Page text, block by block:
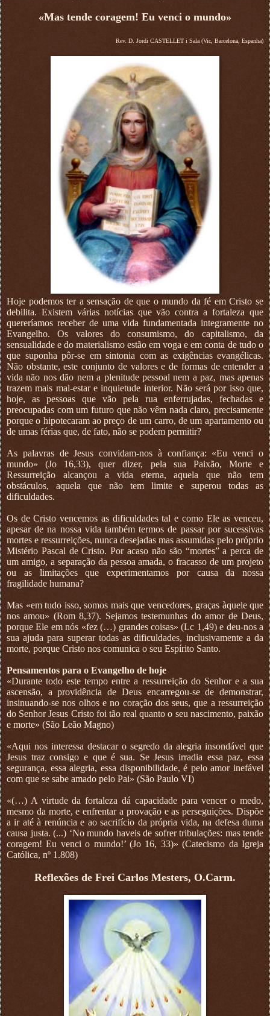
«Mas tende coragem! Eu venci o mundo»
Rev. D. Jordi CASTELLET i Sala (Vic, Barcelona, Espanha)
Hoje podemos ter a sensação de que o mundo da fé em Cristo se
debilita. Existem várias notícias que vão contra a fortaleza que
quereríamos receber de uma vida fundamentada integramente no
Evangelho. Os valores do consumismo, do capitalismo, da
sensualidade e do materialismo estão em voga e em conta de tudo o
que suponha pôr-se em sintonia com as exigências evangélicas.
Não obstante, este conjunto de valores e de formas de entender a
vida não nos dão nem a plenitude pessoal nem a paz, mas apenas
trazem mais mal-estar e inquietude interior. Não será por isso que,
hoje, as pessoas que vão pela rua enferrujadas, fechadas e
preocupadas com um futuro que não vêm nada claro, precisamente
porque o hipotecaram ao preço de um carro, de um apartamento ou
de umas férias que, de fato, não se podem permitir?
As palavras de Jesus convidam-nos à confiança: «Eu venci o
mundo» (Jo 16,33), quer dizer, pela sua Paixão, Morte e
Ressurreição alcançou a vida eterna, aquela que não tem
obstáculos, aquela que não tem limite e superou todas as
dificuldades.
Os de Cristo vencemos as dificuldades tal e como Ele as venceu,
apesar de na nossa vida também termos de passar por sucessivas
mortes e ressurreições, nunca desejadas mas assumidas pelo próprio
Mistério Pascal de Cristo. Por acaso não são “mortes” a perca de
um amigo, a separação da pessoa amada, o fracasso de um projeto
ou as limitações que experimentamos por causa da nossa
fragilidade humana?
Mas «em tudo isso, somos mais que vencedores, graças àquele que
nos amou» (Rom 8,37). Sejamos testemunhas do amor de Deus,
porque Ele em nós «fez (…) grandes coisas» (Lc 1,49) e deu-nos a
sua ajuda para superar todas as dificuldades, inclusivamente a da
morte, porque Cristo nos comunica o seu Espírito Santo.
Pensamentos para o Evangelho de hoje
«Durante todo este tempo entre a ressurreição do Senhor e a sua
ascensão, a providência de Deus encarregou-se de demonstrar,
insinuando-se nos olhos e no coração dos seus, que a ressurreição
do Senhor Jesus Cristo foi tão real quanto o seu nascimento, paixão
e morte» (São Leão Magno)
«Aqui nos interessa destacar o segredo da alegria insondável que
Jesus traz consigo e que é sua. Se Jesus irradia essa paz, essa
segurança, essa alegria, essa disponibilidade, é pelo amor inefável
com que se sabe amado pelo Pai» (São Paulo VI)
«(…) A virtude da fortaleza dá capacidade para vencer o medo,
mesmo da morte, e enfrentar a provação e as perseguições. Dispõe
a ir até à renúncia e ao sacrifício da própria vida, na defesa duma
causa justa. (...) ‘No mundo haveis de sofrer tribulações: mas tende
coragem! Eu venci o mundo!’ (Jo 16, 33)» (Catecismo da Igreja
Católica, nº 1.808)
Reflexões de Frei Carlos Mesters, O.Carm.